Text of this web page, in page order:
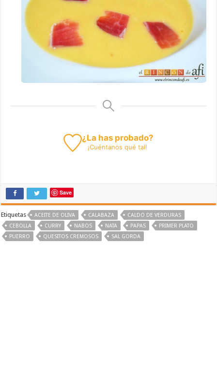
¿La has probado?
¡Cuéntanos qué tal!
Save
Etiquetas ACEITE DE OLIVA CALABAZA
CALDO DE VERDURAS
CEBOLLA
CURRY NABOS NATA PAPAS
PRIMER PLATO
PUERRO
QUESITOS CREMOSOS SAL GORDA